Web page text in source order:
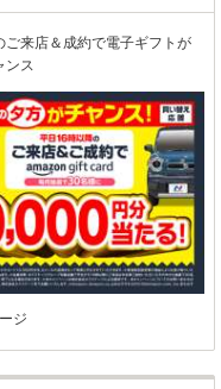
車購入
評価 4点接客：
度はありがとうございました。
ご来店＆成約で電子ギフトが
ンス
ジ